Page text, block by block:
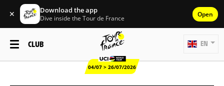
✕ Download the app
Dive inside the Tour de France Open
CLUB
04/07 > 26/07/2026
EN